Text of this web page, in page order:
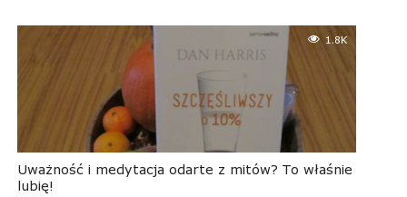
1.8K
Uważność i medytacja odarte z mitów? To właśnie
lubię!